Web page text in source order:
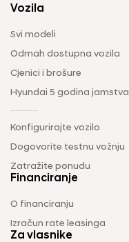
Vozila
Svi modeli
Odmah dostupna vozila
Cjenici i brošure
Hyundai 5 godina jamstva
Konfigurirajte vozilo
Dogovorite testnu vožnju
Zatražite ponudu
Financiranje
O financiranju
Izračun rate leasinga
Za vlasnike